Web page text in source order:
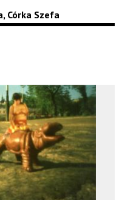
Córka Szefa